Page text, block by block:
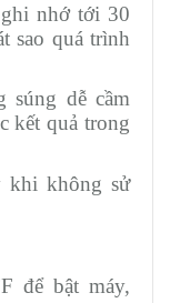
nhớ tới 30
sao quá trình
súng dễ cầm
kết quả trong
khi không sử
để bật máy,